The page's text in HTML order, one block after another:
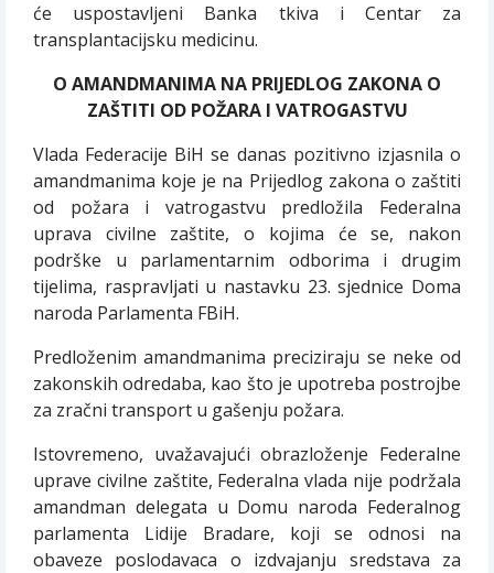
će uspostavljeni Banka tkiva i Centar za
transplantacijsku medicinu.
O AMANDMANIMA NA PRIJEDLOG ZAKONA O
ZAŠTITI OD POŽARA I VATROGASTVU
Vlada Federacije BiH se danas pozitivno izjasnila o
amandmanima koje je na Prijedlog zakona o zaštiti
od požara i vatrogastvu predložila Federalna
uprava civilne zaštite, o kojima će se, nakon
podrške u parlamentarnim odborima i drugim
tijelima, raspravljati u nastavku 23. sjednice Doma
naroda Parlamenta FBiH.
Predloženim amandmanima preciziraju se neke od
zakonskih odredaba, kao što je upotreba postrojbe
za zračni transport u gašenju požara.
Istovremeno, uvažavajući obrazloženje Federalne
uprave civilne zaštite, Federalna vlada nije podržala
amandman delegata u Domu naroda Federalnog
parlamenta Lidije Bradare, koji se odnosi na
obaveze poslodavaca o izdvajanju sredstava za